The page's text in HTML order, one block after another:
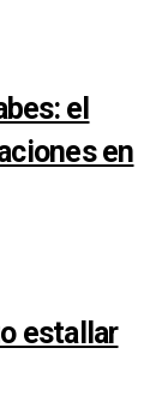
el
en
estallar